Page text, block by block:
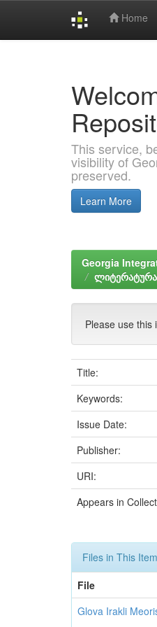
Home
This service,
visibility of
preserved.
Learn More
Georgia
Please use this
Title:
Keywords:
Issue Date:
Publisher:
URI:
Appears in
Files in This
File
Glova Irakli